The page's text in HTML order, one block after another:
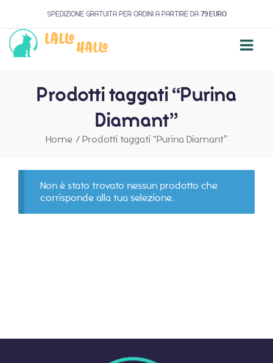
SPEDIZIONE GRATUITA PER ORDINI A PARTIRE DA 79 EURO
Prodotti taggati “Purina
Diamant”
Home / Prodotti taggati “Purina Diamant”
Non è stato trovato nessun prodotto che
corrisponde alla tua selezione.